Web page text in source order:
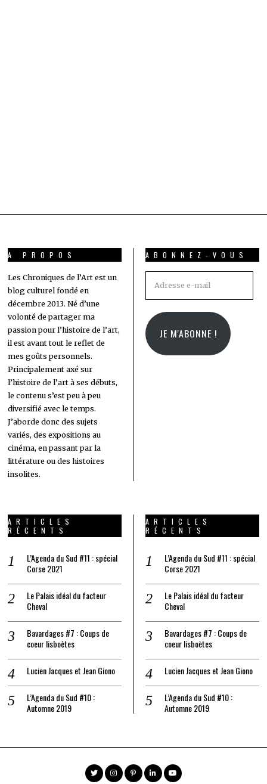
A PROPOS
Les Chroniques de l’Art est un
blog culturel fondé en
décembre 2013. Né d’une
volonté de partager ma
passion pour l’histoire de l’art,
il est avant tout le reflet de
mes goûts personnels.
Principalement axé sur
l’histoire de l’art à ses débuts,
le contenu s’est peu à peu
diversifié avec le temps.
J’aborde donc des sujets
variés, des expositions au
cinéma, en passant par la
littérature ou des histoires
insolites.
ABONNEZ-VOUS
JE M'ABONNE !
ARTICLES
RÉCENTS
L’Agenda du Sud #11 : spécial
Corse 2021
Le Palais idéal du facteur
Cheval
Bavardages #7 : Coups de
coeur lisboètes
Lucien Jacques et Jean Giono
L’Agenda du Sud #10 :
Automne 2019
ARTICLES
RÉCENTS
L’Agenda du Sud #11 : spécial
Corse 2021
Le Palais idéal du facteur
Cheval
Bavardages #7 : Coups de
coeur lisboètes
Lucien Jacques et Jean Giono
L’Agenda du Sud #10 :
Automne 2019